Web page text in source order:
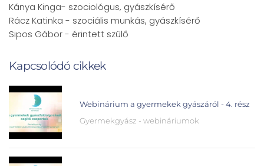
Kánya Kinga- szociológus, gyászkísérő
Rácz Katinka - szociális munkás, gyászkísérő
Sipos Gábor - érintett szülő
Kapcsolódó cikkek
Webinárium a gyermekek gyászáról - 4. rész
Gyermekgyász - webináriumok